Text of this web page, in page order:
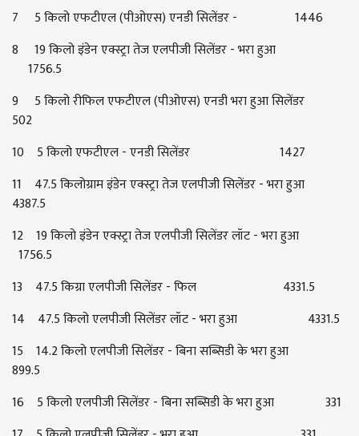
7 5 किलो एफटीएल (पीओएस) एनडी सिलेंडर - 1446
8 19 किलो इंडेन एक्स्ट्रा तेज एलपीजी सिलेंडर - भरा हुआ
1756.5
9 5 किलो रीफिल एफटीएल (पीओएस) एनडी भरा हुआ सिलेंडर
502
10 5 किलो एफटीएल - एनडी सिलेंडर 1427
11 47.5 किलोग्राम इंडेन एक्स्ट्रा तेज एलपीजी सिलेंडर - भरा हुआ
4387.5
12 19 किलो इंडेन एक्स्ट्रा तेज एलपीजी सिलेंडर लॉट - भरा हुआ
1756.5
13 47.5 किग्रा एलपीजी सिलेंडर - फिल 4331.5
14 47.5 किलो एलपीजी सिलेंडर लॉट - भरा हुआ 4331.5
15 14.2 किलो एलपीजी सिलेंडर - बिना सब्सिडी के भरा हुआ
899.5
16 5 किलो एलपीजी सिलेंडर - बिना सब्सिडी के भरा हुआ 331